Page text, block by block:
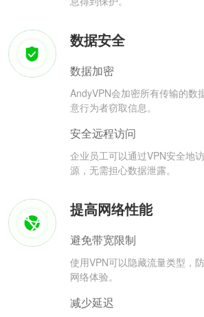
数据安全
数据加密
AndyVPN会加密所有传输的数
意行为者窃取信息。
安全远程访问
企业员工可以通过VPN安全地
源，无需担心数据泄露。
提高网络性能
避免带宽限制
使用VPN可以隐藏流量类型，
网络体验。
减少延迟